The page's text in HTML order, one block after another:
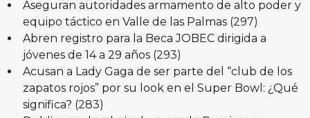
Aseguran autoridades armamento de alto poder y
equipo táctico en Valle de las Palmas (297)
Abren registro para la Beca JOBEC dirigida a
jóvenes de 14 a 29 años (293)
Acusan a Lady Gaga de ser parte del “club de los
zapatos rojos” por su look en el Super Bowl: ¿Qué
significa? (283)